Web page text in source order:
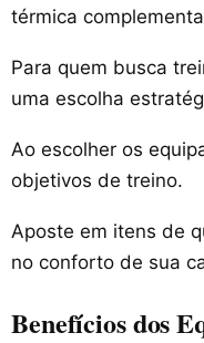
térmica
Para quem busca
uma escolha
Ao escolher os
objetivos de treino.
Aposte em itens de
no conforto de sua
Benefícios dos